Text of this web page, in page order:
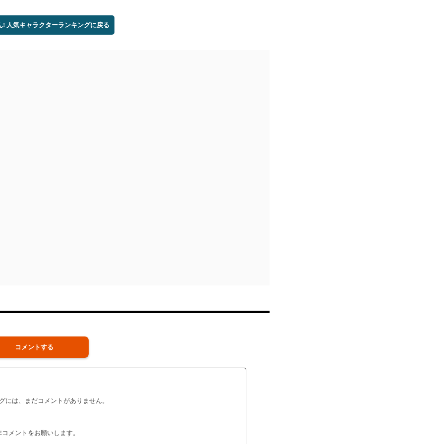
! 人気キャラクターランキングに戻る
コメントする
には、まだコメントがありません。
コメントをお願いします。